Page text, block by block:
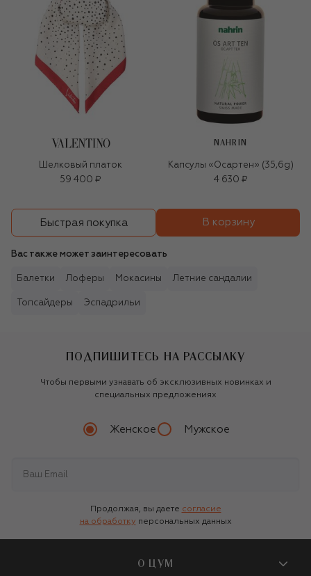
Шелковый платок
59 400 ₽
NAHRIN
Капсулы «Осартен» (35,6g)
4 630 ₽
Быстрая покупка В корзину
Вас также может заинтересовать
Балетки Лоферы Мокасины Летние сандалии
Топсайдеры Эспадрильи
ПОДПИШИТЕСЬ НА РАССЫЛКУ
Чтобы первыми узнавать об эксклюзивных новинках и
специальных предложениях
Женское Мужское
Продолжая, вы даете согласие
на обработку персональных данных
О ЦУМ